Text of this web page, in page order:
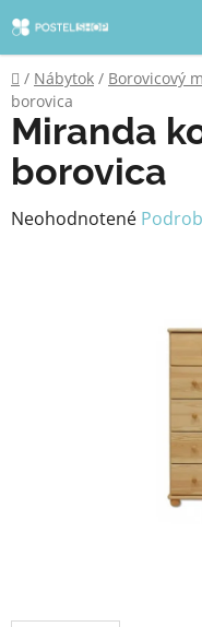
na
obsah
Domov
/ Nábytok / Borovicový
borovica
Miranda
borovica
Priemerné
Neohodnotené